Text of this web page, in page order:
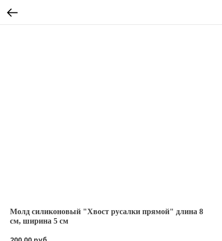
Молд силиконовый "Хвост русалки прямой" длина 8
см, ширина 5 см